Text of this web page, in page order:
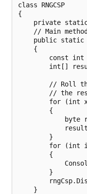
class RNGCSP
{
private
// Main
public static
    {
const int
int[]
// Roll
// the
for (int
        {
byte
        }
for (int
        {
        }
    }